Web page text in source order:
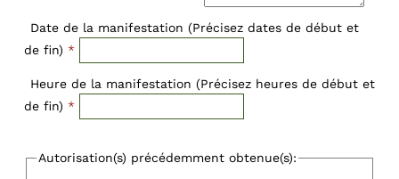
Date de la manifestation (Précisez dates de début et
de fin) *
Heure de la manifestation (Précisez heures de début et
de fin) *
Autorisation(s) précédemment obtenue(s):